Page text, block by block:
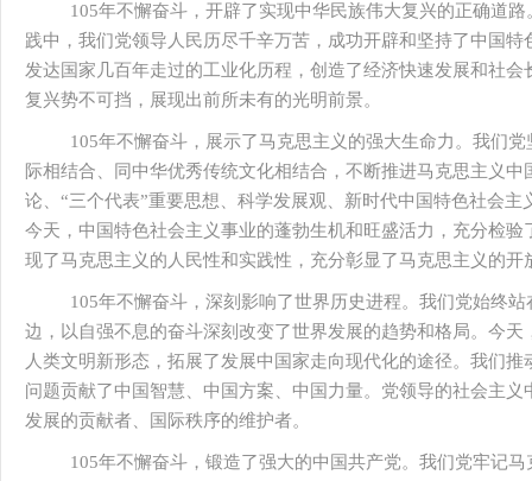
105年不懈奋斗，开辟了实现中华民族伟大复兴的正确道
践中，我们党领导人民历尽千辛万苦，成功开辟和坚持了中国
发达国家几百年走过的工业化历程，创造了经济快速发展和社
复兴势不可挡，展现出前所未有的光明前景。
105年不懈奋斗，展示了马克思主义的强大生命力。我们
际相结合、同中华优秀传统文化相结合，不断推进马克思主义
论、“三个代表”重要思想、科学发展观、新时代中国特色社会
今天，中国特色社会主义事业的蓬勃生机和旺盛活力，充分检
现了马克思主义的人民性和实践性，充分彰显了马克思主义的开
105年不懈奋斗，深刻影响了世界历史进程。我们党始终
边，以自强不息的奋斗深刻改变了世界发展的趋势和格局。今
人类文明新形态，拓展了发展中国家走向现代化的途径。我们
问题贡献了中国智慧、中国方案、中国力量。党领导的社会主
发展的贡献者、国际秩序的维护者。
105年不懈奋斗，锻造了强大的中国共产党。我们党牢记